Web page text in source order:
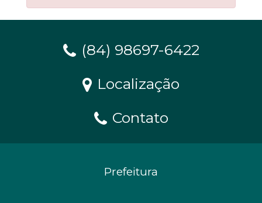
(84) 98697-6422
Localização
Contato
Prefeitura